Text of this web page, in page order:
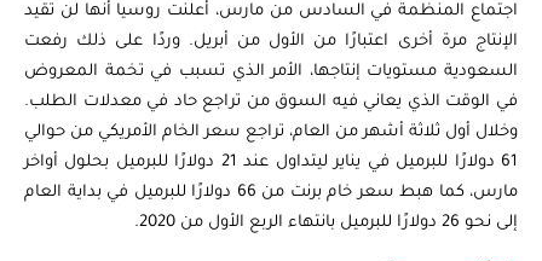
اجتماع المنظمة في السادس من مارس، أعلنت روسيا أنها لن تقيد
الإنتاج مرة أخرى اعتبارًا من الأول من أبريل. وردًا على ذلك رفعت
السعودية مستويات إنتاجها، الأمر الذي تسبب في تخمة المعروض
في الوقت الذي يعاني فيه السوق من تراجع حاد في معدلات الطلب.
وخلال أول ثلاثة أشهر من العام، تراجع سعر الخام الأمريكي من حوالي
61 دولارًا للبرميل في يناير ليتداول عند 21 دولارًا للبرميل بحلول أواخر
مارس، كما هبط سعر خام برنت من 66 دولارًا للبرميل في بداية العام
إلى نحو 26 دولارًا للبرميل بانتهاء الربع الأول من 2020.